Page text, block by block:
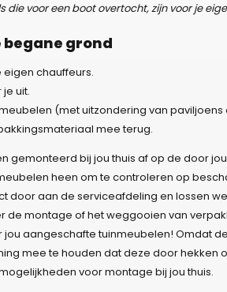
die voor een boot overtocht, zijn voor je
begane grond
chauffeurs.
uit.
(met uitzondering van paviljoens
mee terug.
gemonteerd bij jou thuis af op de door
heen om te controleren op
door aan de serviceafdeling en lossen
de montage of het weggooien van
aangeschafte tuinmeubelen! Omdat
mee te houden dat deze door hekken
voor montage bij jou thuis.